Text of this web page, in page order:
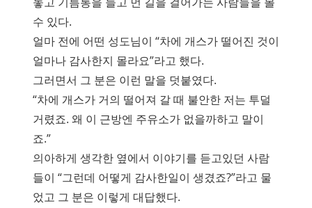
수 있다.
얼마 전에 어떤 성도님이 “차에 개스가 떨어진 것이
얼마나 감사한지 몰라요”라고 했다.
그러면서 그 분은 이런 말을 덧붙였다.
“차에 개스가 거의 떨어져 갈 때 불안한 저는 투덜
거렸죠. 왜 이 근방엔 주유소가 없을까하고 말이
죠.”
의아하게 생각한 옆에서 이야기를 듣고있던 사람
들이 “그런데 어떻게 감사한일이 생겼죠?”라고 물
었고 그 분은 이렇게 대답했다.